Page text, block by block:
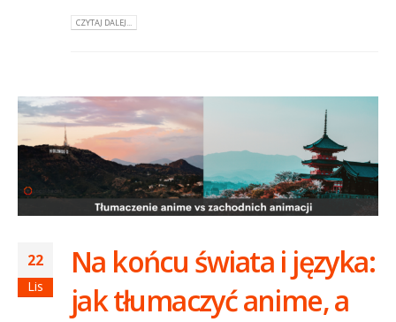
CZYTAJ DALEJ...
22
Lis
Na końcu świata i języka:
jak tłumaczyć anime, a